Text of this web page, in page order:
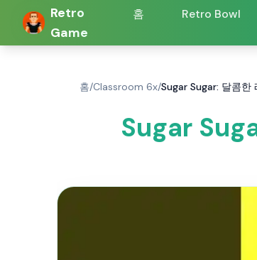
Retro
Game
홈 Retro Bowl
홈/Classroom 6x/Sugar Sugar: 달콤한
Sugar